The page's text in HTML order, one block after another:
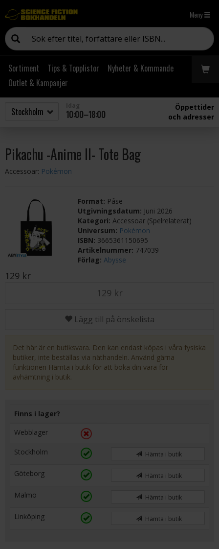
Meny
Sortiment Tips & Topplistor
Nyheter & Kommande
Outlet & Kampanjer
10:00–18:00
Öppettider
och adresser
Pikachu -Anime II- Tote Bag
Accessoar: Pokémon
Format: Påse
Utgivningsdatum: Juni 2026
Kategori:Accessoar (Spelrelaterat)
Universum: Pokémon
ISBN: 3665361150695
Artikelnummer: 747039
Förlag:Abysse
129 kr
129 kr
Lägg till på önskelista
Det här är en butiksvara. Den kan endast köpas i våra fysiska
butiker, inte beställas via näthandeln. Använd gärna
funktionen Hämta i butik för att boka din vara för
avhämtning i butik.
Finns i lager?
Webblager
Stockholm Hämta i butik
Göteborg Hämta i butik
Malmö Hämta i butik
Linköping Hämta i butik